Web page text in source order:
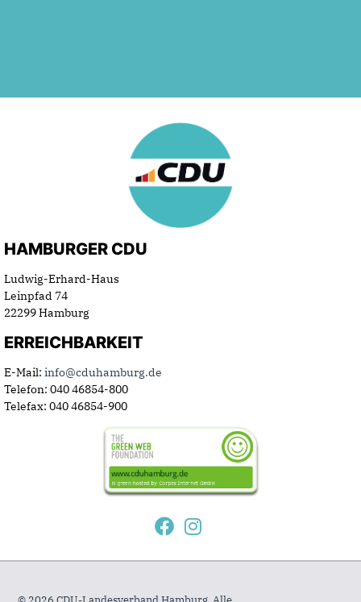
HAMBURGER CDU
Ludwig-Erhard-Haus
Leinpfad 74
22299 Hamburg
ERREICHBARKEIT
E-Mail: info@cduhamburg.de
Telefon: 040 46854-800
Telefax: 040 46854-900